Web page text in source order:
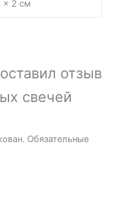
× 2 см
отзыв
свечей
Обязательные